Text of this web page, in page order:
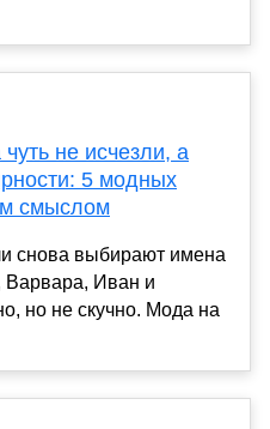
не исчезли, а
5 модных
смыслом
снова выбирают имена
Варвара, Иван и
но не скучно. Мода на